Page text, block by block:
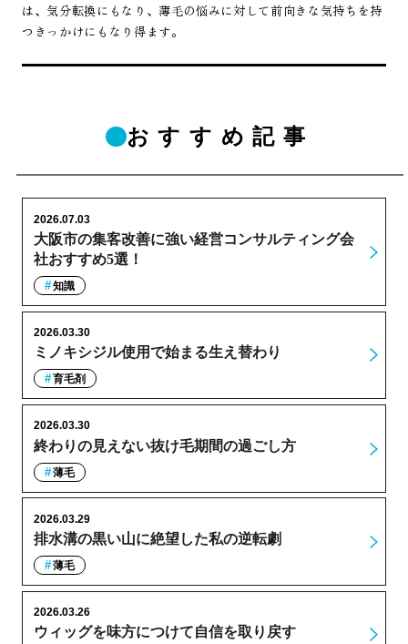
は、気分転換にもなり、薄毛の悩みに対して前向きな気持ちを持
つきっかけにもなり得ます。
おすすめ記事
大阪市の集客改善に強い経営コンサルティング会
社おすすめ5選！
2026.07.03
知識
ミノキシジル使用で始まる生え替わり
2026.03.30
育毛剤
終わりの見えない抜け毛期間の過ごし方
2026.03.30
薄毛
排水溝の黒い山に絶望した私の逆転劇
2026.03.29
薄毛
ウィッグを味方につけて自信を取り戻す
2026.03.26